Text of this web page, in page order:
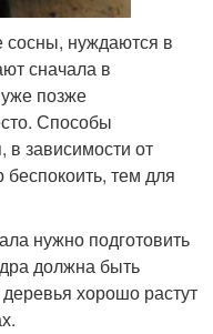
нуждаются в
сначала в
позже
Способы
в зависимости от
тем для
нужно подготовить
должна быть
хорошо растут